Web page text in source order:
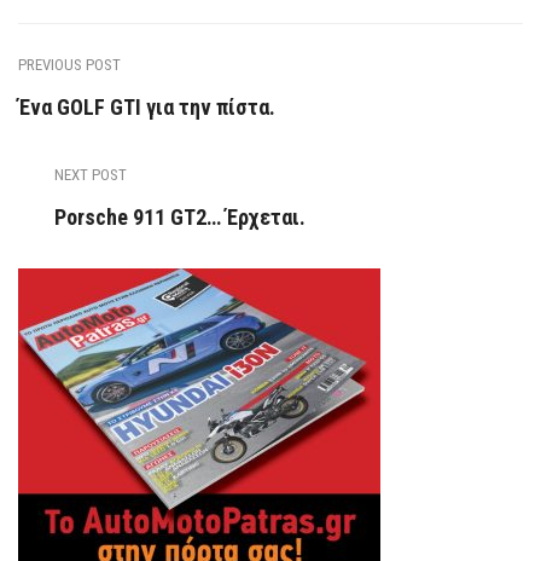
PREVIOUS POST
Ένα GOLF GTI για την πίστα.
NEXT POST
Porsche 911 GT2… Έρχεται.